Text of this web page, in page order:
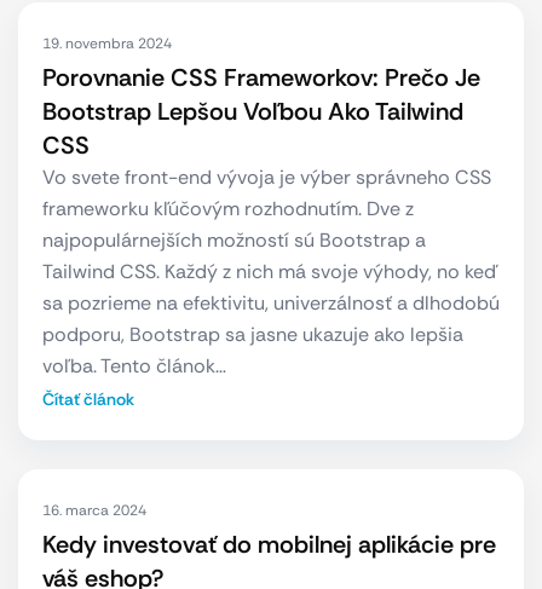
19. novembra 2024
Porovnanie CSS Frameworkov: Prečo Je
Bootstrap Lepšou Voľbou Ako Tailwind
CSS
Vo svete front-end vývoja je výber správneho CSS
frameworku kľúčovým rozhodnutím. Dve z
najpopulárnejších možností sú Bootstrap a
Tailwind CSS. Každý z nich má svoje výhody, no keď
sa pozrieme na efektivitu, univerzálnosť a dlhodobú
podporu, Bootstrap sa jasne ukazuje ako lepšia
voľba. Tento článok…
Čítať článok
16. marca 2024
Kedy investovať do mobilnej aplikácie pre
váš eshop?